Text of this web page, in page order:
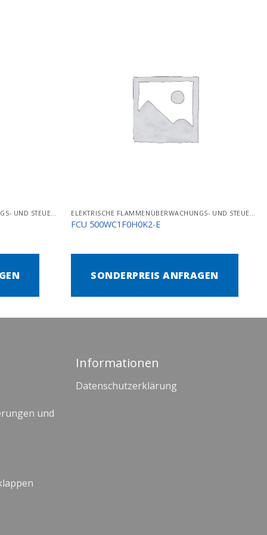
FCU 500WC1F0H0K2-E
SONDERPREIS ANFRAGEN
und
Informationen
Datenschutzerklärung